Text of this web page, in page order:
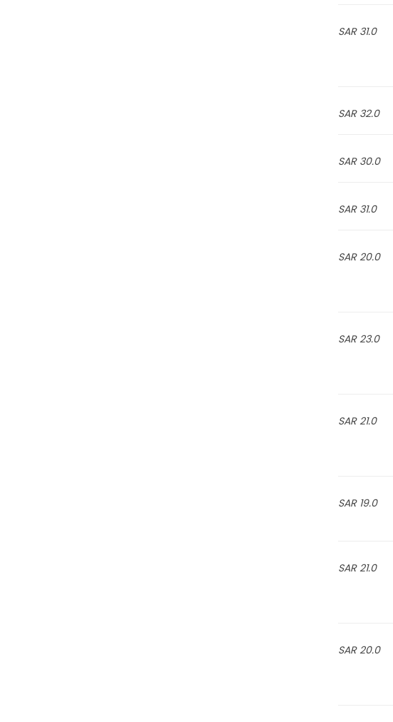
31.0 SAR
32.0 SAR
30.0 SAR
31.0 SAR
20.0 SAR
23.0 SAR
21.0 SAR
19.0 SAR
21.0 SAR
20.0 SAR